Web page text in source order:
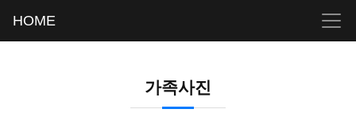
HOME
가족사진